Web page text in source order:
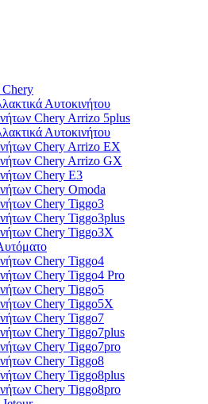
Chery
Αυτοκινήτου
Chery Arrizo 5plus
Αυτοκινήτου
Chery Arrizo EX
Chery Arrizo GX
Chery E3
Chery Omoda
Chery Tiggo3
Chery Tiggo3plus
Chery Tiggo3X
Chery Tiggo4
Chery Tiggo4 Pro
Chery Tiggo5
Chery Tiggo5X
Chery Tiggo7
Chery Tiggo7plus
Chery Tiggo7pro
Chery Tiggo8
Chery Tiggo8plus
Chery Tiggo8pro